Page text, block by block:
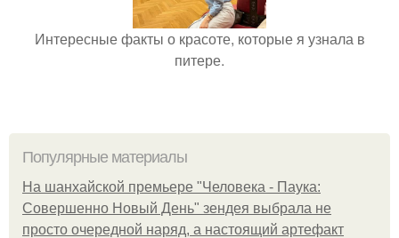
Интересные факты о красоте, которые я узнала в
питере.
Популярные материалы
На шанхайской премьере "Человека - Паука:
Совершенно Новый День" зендея выбрала не
просто очередной наряд, а настоящий артефакт